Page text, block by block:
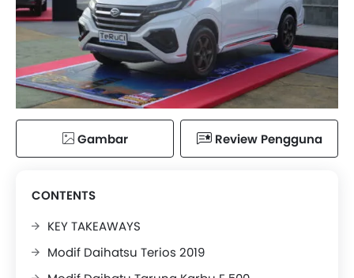
Gambar Review Pengguna
CONTENTS
KEY TAKEAWAYS
Modif Daihatsu Terios 2019